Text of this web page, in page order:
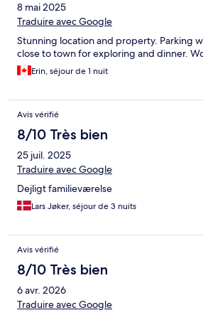
8 mai 2025
Traduire avec Google
Stunning location and property. Parking
close to town for exploring and dinner.
Erin, séjour de 1 nuit
Avis vérifié
8/10 Très bien
25 juil. 2025
Traduire avec Google
Dejligt familieværelse
Lars Jøker, séjour de 3 nuits
Avis vérifié
8/10 Très bien
6 avr. 2026
Traduire avec Google